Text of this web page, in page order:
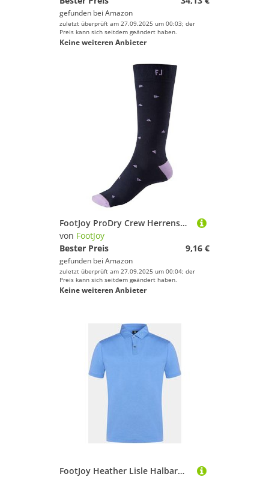
gefunden bei Amazon
zuletzt überprüft am 27.09.2025 um 00:03; der
Preis kann sich seitdem geändert haben.
Keine weiteren Anbieter
FootJoy ProDry Crew Herrensocken, Marineblau/Lavendel
von FootJoy
Bester Preis
9,16 €
gefunden bei Amazon
zuletzt überprüft am 27.09.2025 um 00:04; der
Preis kann sich seitdem geändert haben.
Keine weiteren Anbieter
FootJoy Heather Lisle Halbarm Polo hellblau